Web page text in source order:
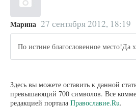
Марина 27 сентября 2012, 18:19
По истине благословенное место!Да
Здесь вы можете оставить к данной
превышающий 700 символов. Все
редакцией портала Православие.Ru.